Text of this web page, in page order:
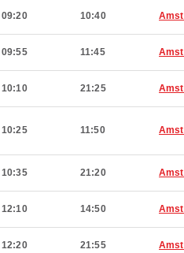
09:20 10:40
09:55 11:45
10:10 21:25
10:25 11:50
10:35 21:20
12:10 14:50
12:20 21:55